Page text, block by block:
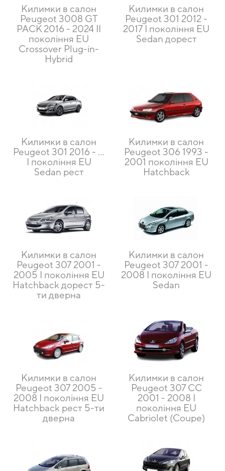
Килимки в салон
Peugeot 3008 GT
PACK 2016 - 2024 II
покоління EU
Crossover Plug-in-
Hybrid
Килимки в салон
Peugeot 301 2012 -
2017 I покоління EU
Sedan дорест
Килимки в салон
Peugeot 301 2016 - …
I покоління EU
Sedan рест
Килимки в салон
Peugeot 306 1993 -
2001 покоління EU
Hatchback
Килимки в салон
Peugeot 307 2001 -
2005 I покоління EU
Hatchback дорест 5-
ти дверна
Килимки в салон
Peugeot 307 2001 -
2008 I покоління EU
Sedan
Килимки в салон
Peugeot 307 2005 -
2008 I покоління EU
Hatchback рест 5-ти
дверна
Килимки в салон
Peugeot 307 CC
2001 - 2008 I
покоління EU
Cabriolet (Coupe)